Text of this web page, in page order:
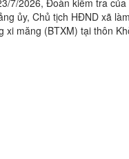
ủy, Chủ tịch HĐND xã
xi măng (BTXM) tại thôn